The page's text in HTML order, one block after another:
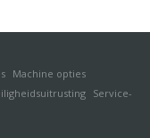
Machine opties
Service-